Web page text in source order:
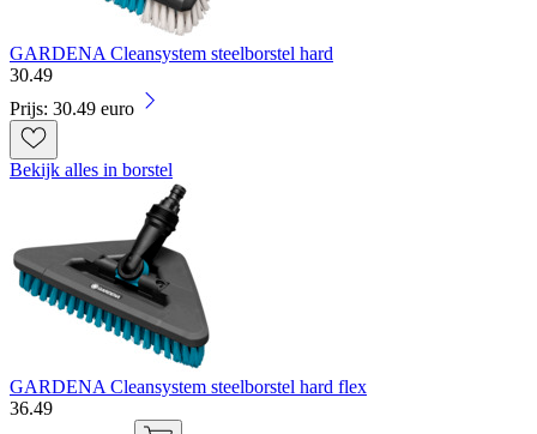
GARDENA Cleansystem steelborstel hard
30.49
Prijs: 30.49 euro
Bekijk alles in borstel
GARDENA Cleansystem steelborstel hard flex
36.49